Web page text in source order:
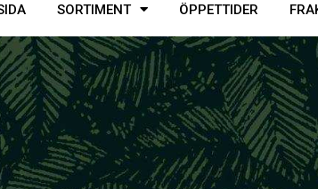
SORTIMENT ÖPPETTIDER